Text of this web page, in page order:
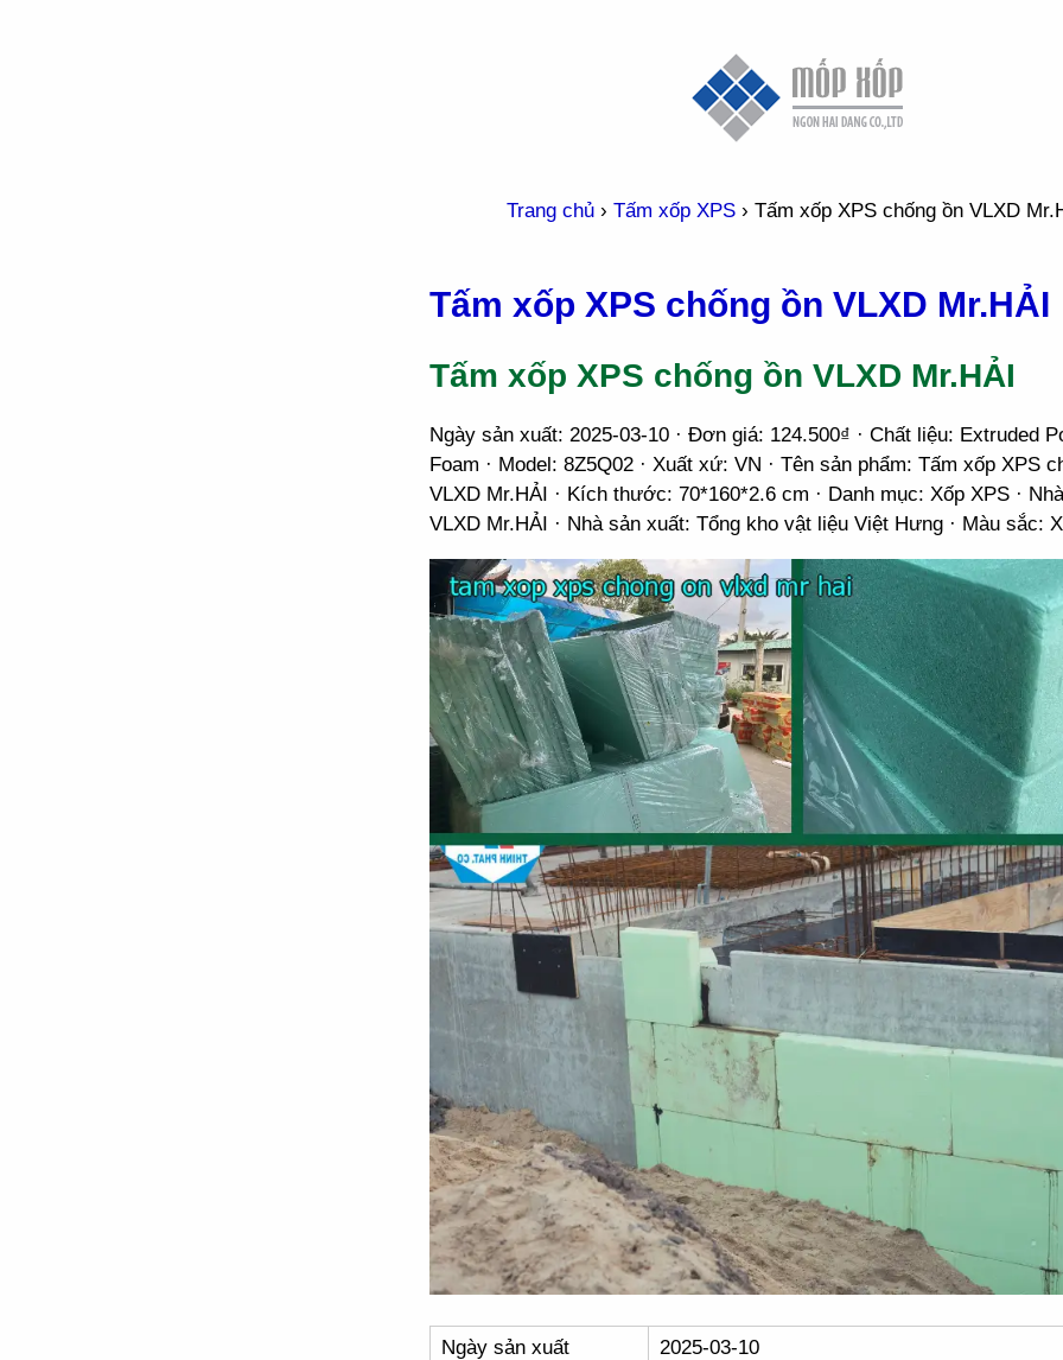
Trang chủ › Tấm xốp XPS › Tấm xốp XPS chống ồn VLXD
Tấm xốp XPS chống ồn VLXD Mr.HẢI
Tấm xốp XPS chống ồn VLXD Mr.HẢI
Ngày sản xuất: 2025-03-10 · Đơn giá: 124.500₫ · Chất liệu: Extruded
Foam · Model: 8Z5Q02 · Xuất xứ: VN · Tên sản phẩm: Tấm xốp XPS
VLXD Mr.HẢI · Kích thước: 70*160*2.6 cm · Danh mục: Xốp XPS ·
VLXD Mr.HẢI · Nhà sản xuất: Tổng kho vật liệu Việt Hưng · Màu sắc:
Ngày sản xuất
2025-03-10